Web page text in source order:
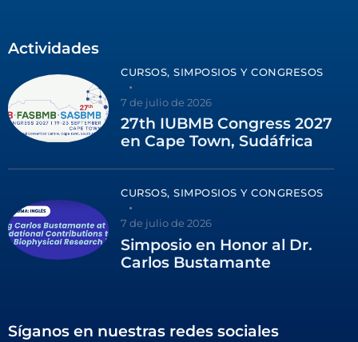
Actividades
CURSOS, SIMPOSIOS Y CONGRESOS
7 de julio de 2026
27th IUBMB Congress 2027
en Cape Town, Sudáfrica
CURSOS, SIMPOSIOS Y CONGRESOS
7 de julio de 2026
Simposio en Honor al Dr.
Carlos Bustamante
Síganos en nuestras redes sociales